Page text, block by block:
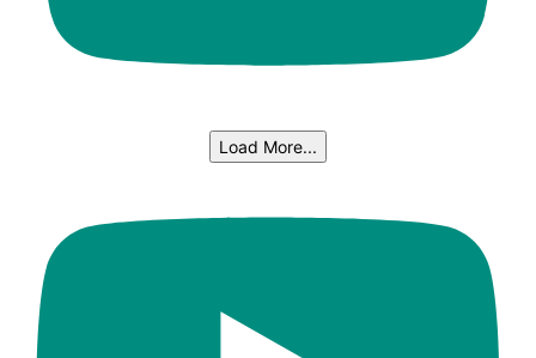
Load More...